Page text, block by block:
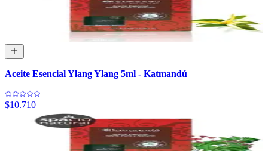
Aceite Esencial Ylang Ylang 5ml - Katmandú
$10.710